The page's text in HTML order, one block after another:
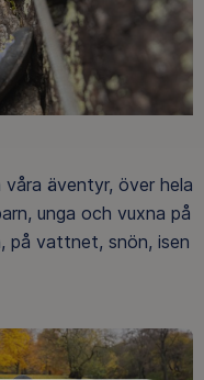
våra äventyr, över hela
unga och vuxna på
på vattnet, snön, isen